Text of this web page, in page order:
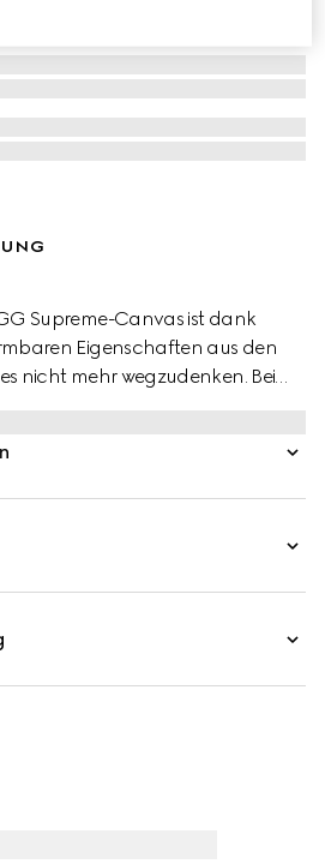
Supreme-Canvas ist dank
Eigenschaften aus den
nicht mehr wegzudenken. Bei
gehaltenen Variante. Komplettiert
sorgt.